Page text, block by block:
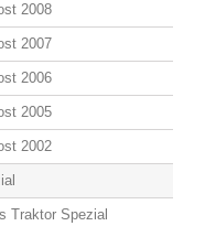
2008
2007
2006
2005
2002
Traktor Spezial